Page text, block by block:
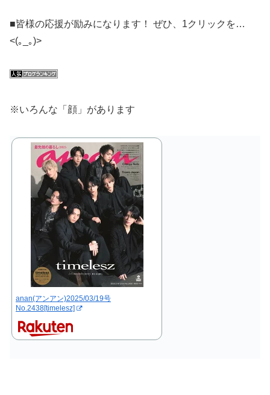
■皆様の応援が励みになります！ ぜひ、1クリックを…
<(｡_｡)>
※いろんな「顔」があります
anan(アンアン)2025/03/19号
No.2438[timelesz]